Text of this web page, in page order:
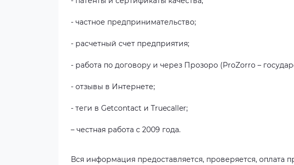
- частное предпринимательство;
- расчетный счет предприятия;
- работа по договору и через Прозоро (ProZorro –
- отзывы в Интернете;
- теги в Getcontact и Truecaller;
– честная работа с 2009 года.
Вся информация предоставляется, проверяется, оплата